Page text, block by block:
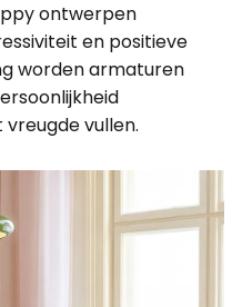
ontwerpen
en positieve
worden armaturen
vullen.